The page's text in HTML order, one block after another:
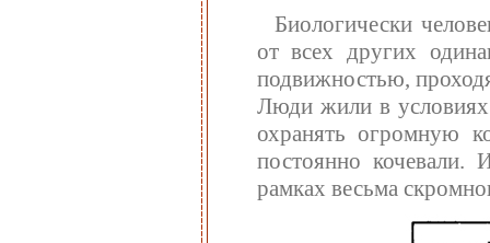
Биологически
от всех других
подвижностью,
Люди жили в условиях
охранять огромную
постоянно кочевали.
рамках весьма